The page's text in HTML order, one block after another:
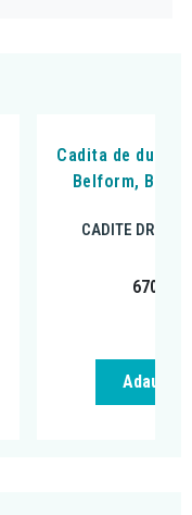
Cadita de dus
Belform, Bella,
CADITE
670,10
Adauga